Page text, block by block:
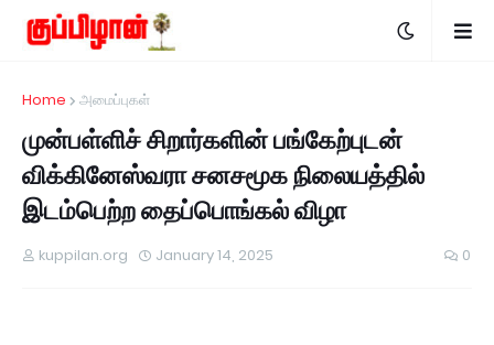
Home அமைப்புகள்
முன்பள்ளிச் சிறார்களின் பங்கேற்புடன்
விக்கினேஸ்வரா சனசமூக நிலையத்தில்
இடம்பெற்ற தைப்பொங்கல் விழா
kuppilan.org January 14, 2025 0